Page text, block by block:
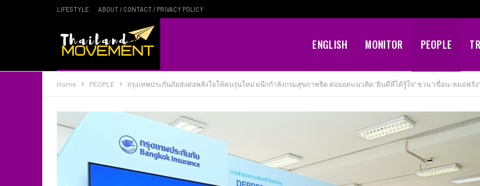
LIFESTYLE ABOUT / CONTACT / PRIVACY POLICY
ENGLISH MONITOR PEOPLE
Home PEOPLE กรุงเทพประกันภัยส่งต่อพลังใจให้คนรุ่นใหม่ ผนึกกำลังกรมสุขภาพจิต ต่อยอดแนวคิด “ยินดีที่ได้รู้ใจ” ชวน “เขื่อน-หมอฟรัง